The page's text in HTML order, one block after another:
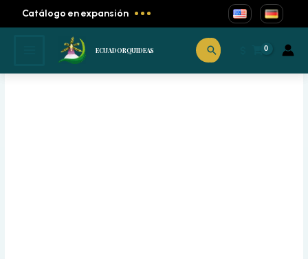
Catálogo en expansión
ECUADORQUIDEAS Buscar